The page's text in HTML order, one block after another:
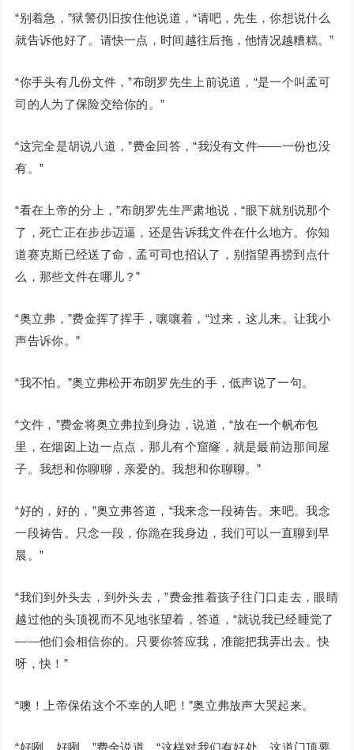
“别着急，”狱警仍旧按住他说道，“请吧，先生，你想说什么
就告诉他好了。请快一点，时间越往后拖，他情况越糟糕。”
“你手头有几份文件，”布朗罗先生上前说道，“是一个叫孟可
司的人为了保险交给你的。”
“这完全是胡说八道，”费金回答，“我没有文件——一份也没
有。”
“看在上帝的分上，”布朗罗先生严肃地说，“眼下就别说那个
了，死亡正在步步迈逼，还是告诉我文件在什么地方。你知
道赛克斯已经送了命，孟可司也招认了，别指望再捞到点什
么，那些文件在哪儿？”
“奥立弗，”费金挥了挥手，嚷嚷着，“过来，这儿来。让我小
声告诉你。”
“我不怕。”奥立弗松开布朗罗先生的手，低声说了一句。
“文件，”费金将奥立弗拉到身边，说道，“放在一个帆布包
里，在烟囱上边一点点，那儿有个窟窿，就是最前边那间屋
子。我想和你聊聊，亲爱的。我想和你聊聊。”
“好的，好的，”奥立弗答道，“我来念一段祷告。来吧。我念
一段祷告。只念一段，你跪在我身边，我们可以一直聊到早
晨。”
“我们到外头去，到外头去，”费金推着孩子往门口走去，眼睛
越过他的头顶视而不见地张望着，答道，“就说我已经睡觉了
——他们会相信你的。只要你答应我，准能把我弄出去。快
呀，快！”
“噢！上帝保佑这个不幸的人吧！”奥立弗放声大哭起来。